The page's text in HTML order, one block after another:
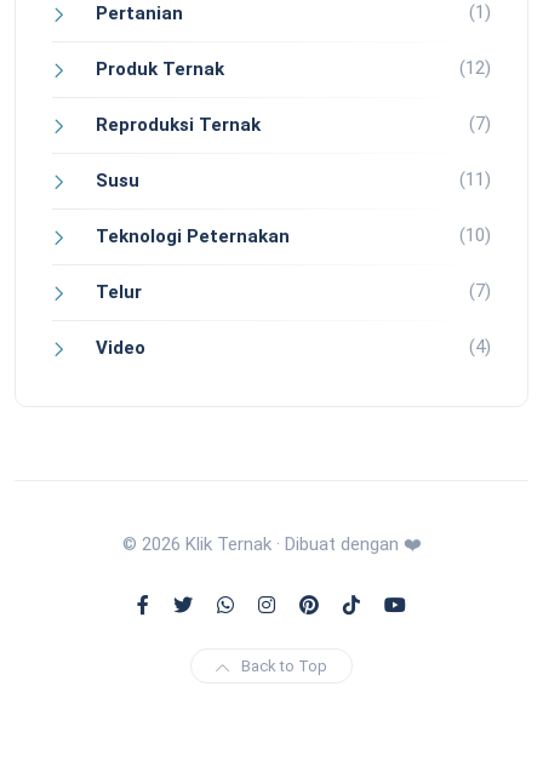
Pertanian (1)
Produk Ternak (12)
Reproduksi Ternak (7)
Susu (11)
Teknologi Peternakan (10)
Telur (7)
Video (4)
© 2026 Klik Ternak · Dibuat dengan ❤️
Back to Top